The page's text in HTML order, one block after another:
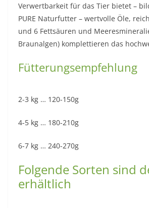
Verwertbarkeit für das Tier bietet –
PURE Naturfutter – wertvolle Öle,
und 6 Fettsäuren und
Braunalgen) komplettieren das
Fütterungsempfehlung
2-3 kg … 120-150g
4-5 kg … 180-210g
6-7 kg … 240-270g
Folgende Sorten sind
erhältlich